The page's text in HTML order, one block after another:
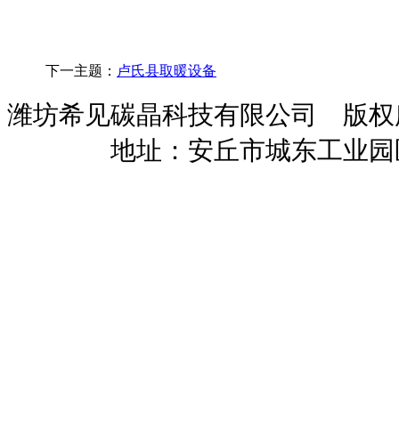
下一主题： 卢氏县取暖设备
潍坊希见碳晶科技有限公司
地址：安丘市城东工业